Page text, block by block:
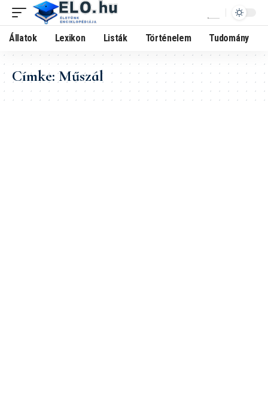
Állatok Lexikon Listák Történelem Tudomány
Címke:Műszál